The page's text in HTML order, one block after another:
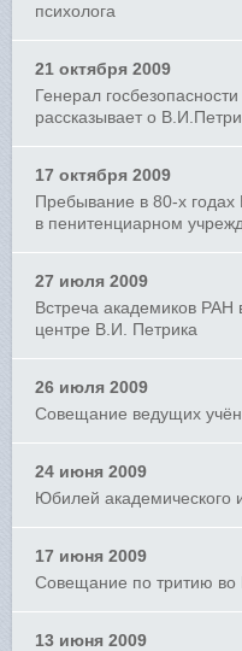
психолога
21 октября 2009
Генерал
рассказывает о
17 октября 2009
Пребывание в 80-х годах
в пенитенциарном
27 июля 2009
Встреча академиков РАН
центре В.И. Петрика
26 июля 2009
Совещание ведущих
24 июня 2009
Юбилей академического
17 июня 2009
Совещание по тритию во
13 июня 2009